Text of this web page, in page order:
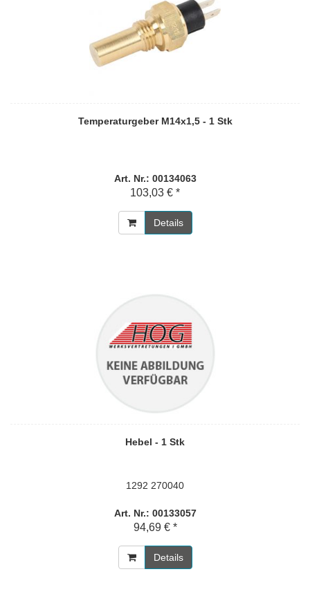
Temperaturgeber M14x1,5 - 1 Stk
Art. Nr.: 00134063
103,03 € *
Details
Hebel - 1 Stk
1292 270040
Art. Nr.: 00133057
94,69 € *
Details